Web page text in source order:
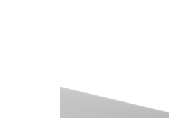
Лестничная